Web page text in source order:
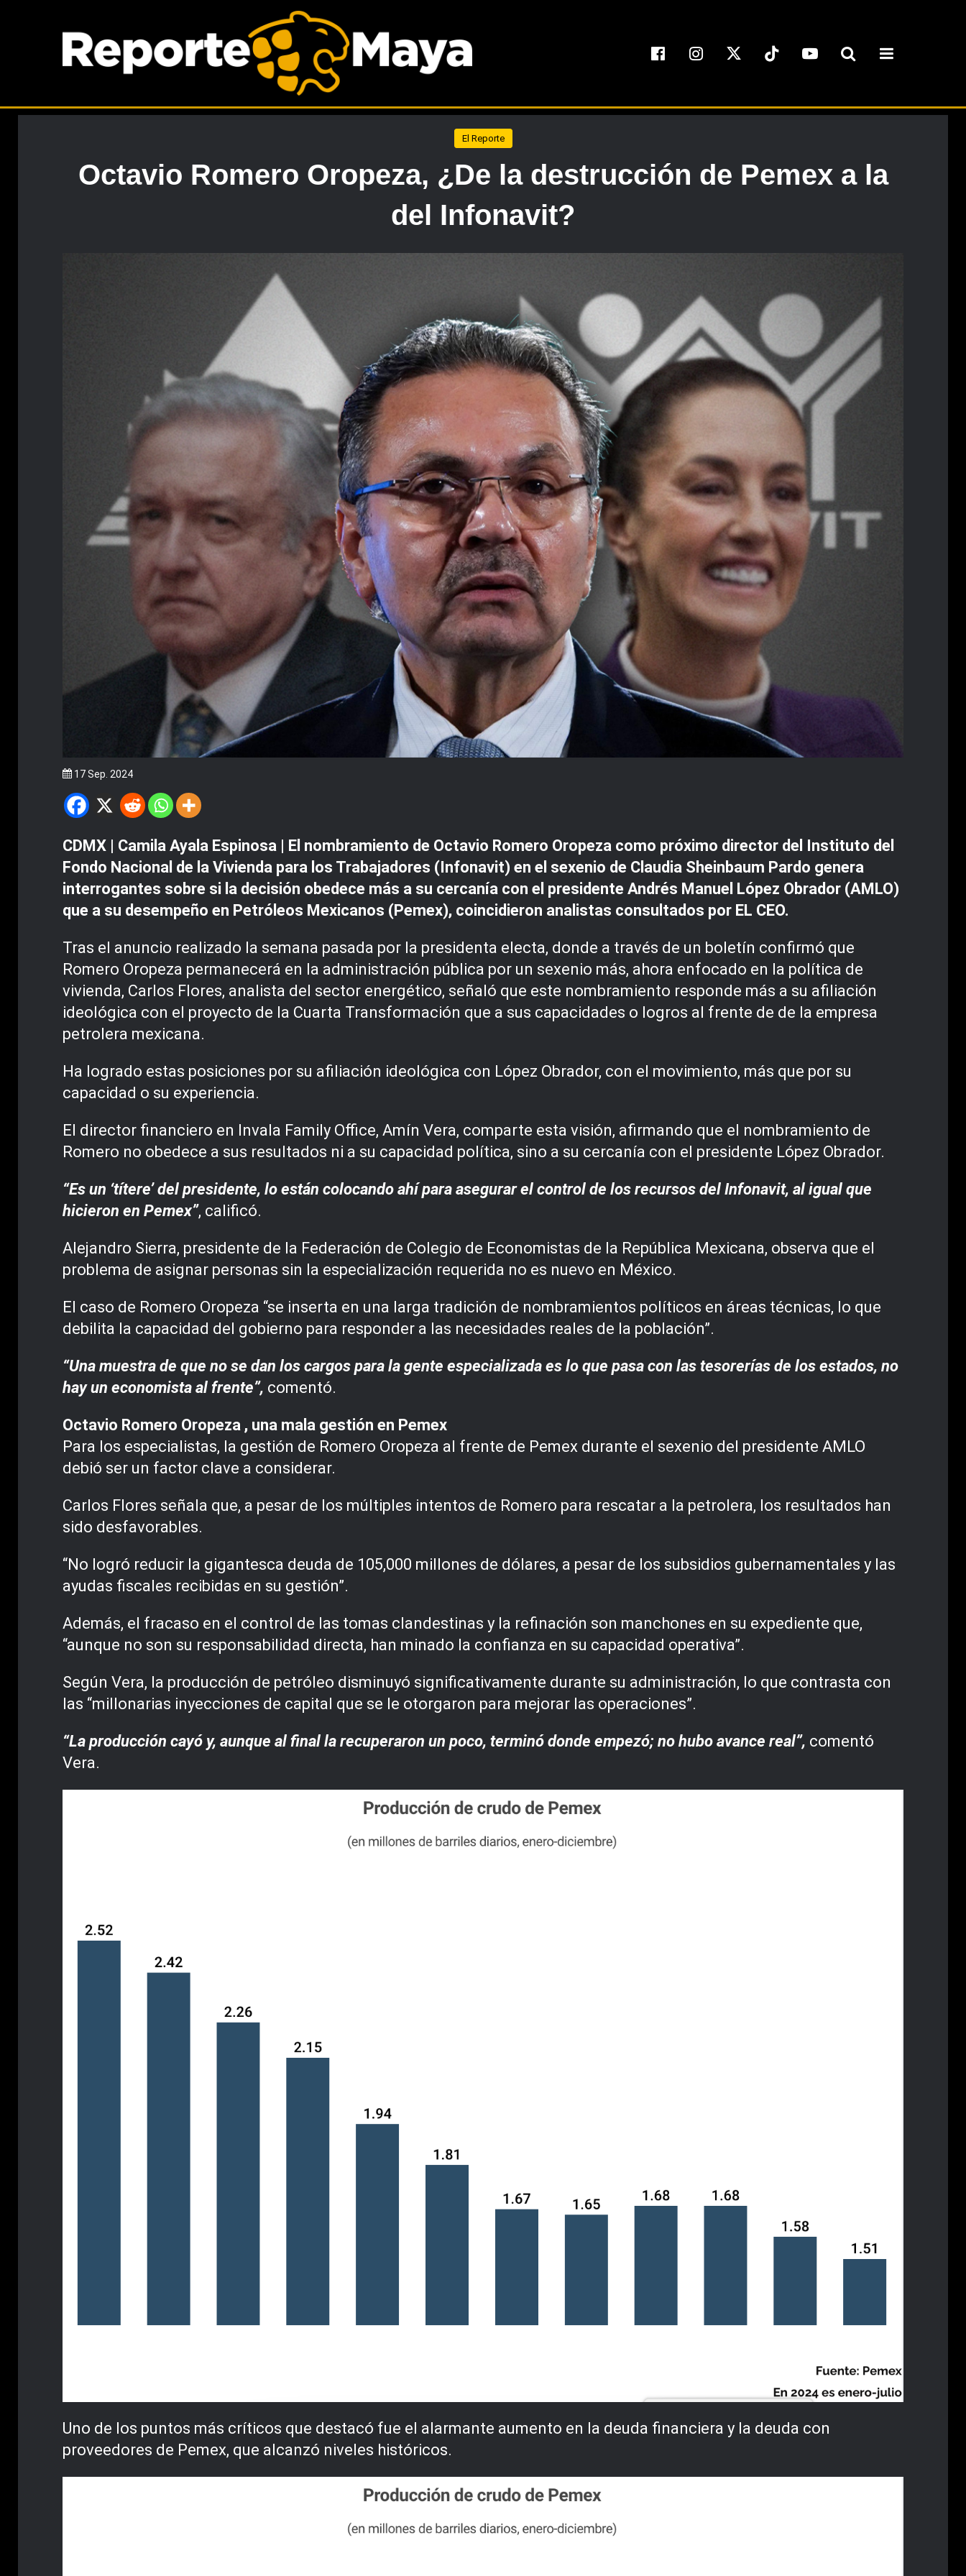
El Reporte
Octavio Romero Oropeza, ¿De la destrucción de Pemex a la
del Infonavit?
17 Sep. 2024
CDMX | Camila Ayala Espinosa | El nombramiento de Octavio Romero Oropeza como próximo director del Instituto del
Fondo Nacional de la Vivienda para los Trabajadores (Infonavit) en el sexenio de Claudia Sheinbaum Pardo genera
interrogantes sobre si la decisión obedece más a su cercanía con el presidente Andrés Manuel López Obrador (AMLO)
que a su desempeño en Petróleos Mexicanos (Pemex), coincidieron analistas consultados por EL CEO.
Tras el anuncio realizado la semana pasada por la presidenta electa, donde a través de un boletín confirmó que
Romero Oropeza permanecerá en la administración pública por un sexenio más, ahora enfocado en la política de
vivienda, Carlos Flores, analista del sector energético, señaló que este nombramiento responde más a su afiliación
ideológica con el proyecto de la Cuarta Transformación que a sus capacidades o logros al frente de de la empresa
petrolera mexicana.
Ha logrado estas posiciones por su afiliación ideológica con López Obrador, con el movimiento, más que por su
capacidad o su experiencia.
El director financiero en Invala Family Office, Amín Vera, comparte esta visión, afirmando que el nombramiento de
Romero no obedece a sus resultados ni a su capacidad política, sino a su cercanía con el presidente López Obrador.
“Es un ‘títere’ del presidente, lo están colocando ahí para asegurar el control de los recursos del Infonavit, al igual que
hicieron en Pemex”, calificó.
Alejandro Sierra, presidente de la Federación de Colegio de Economistas de la República Mexicana, observa que el
problema de asignar personas sin la especialización requerida no es nuevo en México.
El caso de Romero Oropeza “se inserta en una larga tradición de nombramientos políticos en áreas técnicas, lo que
debilita la capacidad del gobierno para responder a las necesidades reales de la población”.
“Una muestra de que no se dan los cargos para la gente especializada es lo que pasa con las tesorerías de los estados, no
hay un economista al frente”, comentó.
Octavio Romero Oropeza , una mala gestión en Pemex
Para los especialistas, la gestión de Romero Oropeza al frente de Pemex durante el sexenio del presidente AMLO
debió ser un factor clave a considerar.
Carlos Flores señala que, a pesar de los múltiples intentos de Romero para rescatar a la petrolera, los resultados han
sido desfavorables.
“No logró reducir la gigantesca deuda de 105,000 millones de dólares, a pesar de los subsidios gubernamentales y las
ayudas fiscales recibidas en su gestión”.
Además, el fracaso en el control de las tomas clandestinas y la refinación son manchones en su expediente que,
“aunque no son su responsabilidad directa, han minado la confianza en su capacidad operativa”.
Según Vera, la producción de petróleo disminuyó significativamente durante su administración, lo que contrasta con
las “millonarias inyecciones de capital que se le otorgaron para mejorar las operaciones”.
“La producción cayó y, aunque al final la recuperaron un poco, terminó donde empezó; no hubo avance real”, comentó
Vera.
Uno de los puntos más críticos que destacó fue el alarmante aumento en la deuda financiera y la deuda con
proveedores de Pemex, que alcanzó niveles históricos.